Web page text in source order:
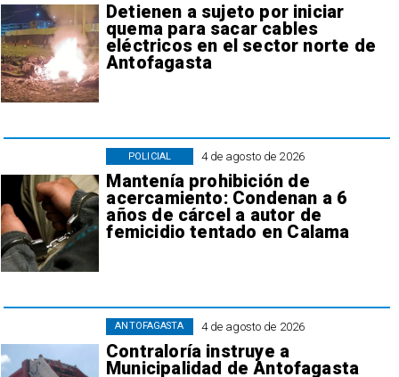
Detienen a sujeto por iniciar
quema para sacar cables
eléctricos en el sector norte de
Antofagasta
4 de agosto de 2026
Mantenía prohibición de
acercamiento: Condenan a 6
años de cárcel a autor de
femicidio tentado en Calama
POLICIAL
4 de agosto de 2026
Contraloría instruye a
Municipalidad de Antofagasta
ANTOFAGASTA